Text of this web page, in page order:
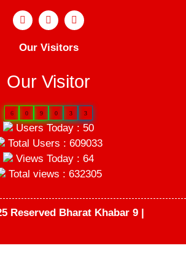
Our Visitors
Our Visitor
6 0 9 0 3 3
Users Today : 50
Total Users : 609033
Views Today : 64
Total views : 632305
Reserved Bharat Khabar 9 |